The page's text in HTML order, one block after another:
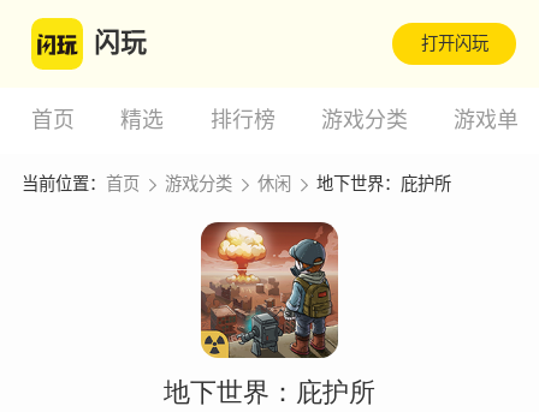
闪玩 打开闪玩
首页 精选 排行榜 游戏分类 游戏单
当前位置： 首页 游戏分类 休闲 地下世界：庇护所
地下世界：庇护所